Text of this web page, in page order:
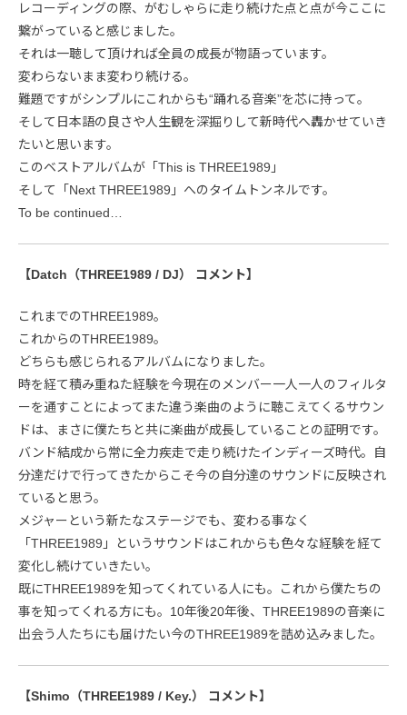
レコーディングの際、がむしゃらに走り続けた点と点が今ここに
繋がっていると感じました。
それは一聴して頂ければ全員の成長が物語っています。
変わらないまま変わり続ける。
難題ですがシンプルにこれからも“踊れる音楽”を芯に持って。
そして日本語の良さや人生観を深掘りして新時代へ轟かせていき
たいと思います。
このベストアルバムが「This is THREE1989」
そして「Next THREE1989」へのタイムトンネルです。
To be continued…
【Datch（THREE1989 / DJ） コメント】
これまでのTHREE1989。
これからのTHREE1989。
どちらも感じられるアルバムになりました。
時を経て積み重ねた経験を今現在のメンバー一人一人のフィルタ
ーを通すことによってまた違う楽曲のように聴こえてくるサウン
ドは、まさに僕たちと共に楽曲が成長していることの証明です。
バンド結成から常に全力疾走で走り続けたインディーズ時代。自
分達だけで行ってきたからこそ今の自分達のサウンドに反映され
ていると思う。
メジャーという新たなステージでも、変わる事なく
「THREE1989」というサウンドはこれからも色々な経験を経て
変化し続けていきたい。
既にTHREE1989を知ってくれている人にも。これから僕たちの
事を知ってくれる方にも。10年後20年後、THREE1989の音楽に
出会う人たちにも届けたい今のTHREE1989を詰め込みました。
【Shimo（THREE1989 / Key.） コメント】